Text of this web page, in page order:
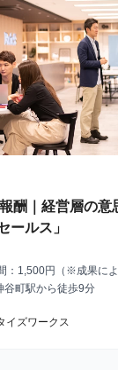
酬｜経営層の意
ールス」
：1,500円（※成果に
時間×時給1,600円＋10
谷町駅から徒歩9分
イズワークス